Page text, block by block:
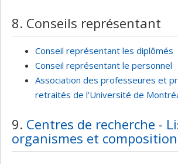
8. Conseils représentant
Conseil représentant les diplômés
Conseil représentant le personnel
Association des professeures et
retraités de l'Université de
9. Centres de recherche -
organismes et composition